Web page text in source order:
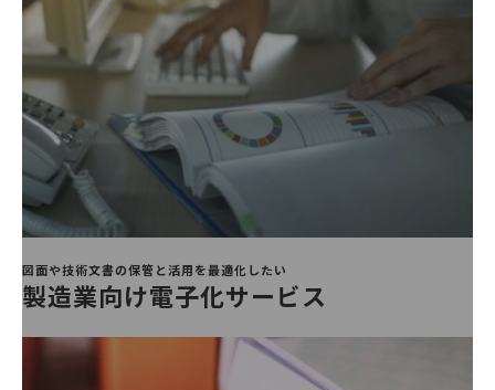
図面や技術文書の保管と活用を最適化したい
製造業向け電子化サービス